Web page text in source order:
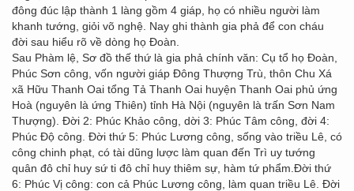
đông đúc lập thành 1 làng gồm 4 giáp, họ có nhiều người làm
khanh tướng, giỏi võ nghệ. Nay ghi thành gia phả để con cháu
đời sau hiểu rõ về dòng họ Đoàn.
Sau Phàm lệ, Sơ đồ thế thứ là gia phả chính văn: Cụ tổ họ Đoàn,
Phúc Sơn công, vốn người giáp Đông Thượng Trù, thôn Chu Xá
xã Hữu Thanh Oai tổng Tả Thanh Oai huyện Thanh Oai phủ ứng
Hoà (nguyên là ứng Thiên) tỉnh Hà Nội (nguyên là trấn Sơn Nam
Thượng). Đời 2: Phúc Khảo công, dời 3: Phúc Tâm công, đời 4:
Phúc Độ công. Đời thứ 5: Phúc Lương công, sống vào triều Lê, có
công chinh phạt, có tài dũng lược làm quan đến Trì uy tướng
quân đô chỉ huy sứ ti đô chỉ huy thiêm sự, hàm tứ phẩm.Đời thứ
6: Phúc Vị công: con cả Phúc Lương công, làm quan triều Lê. Đời